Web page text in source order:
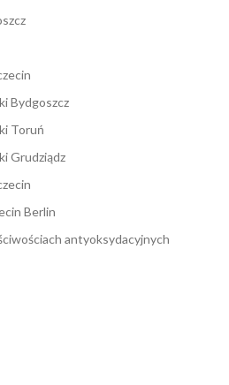
Bydgoszcz
Toruń
Grudziądz
Berlin
antyoksydacyjnych